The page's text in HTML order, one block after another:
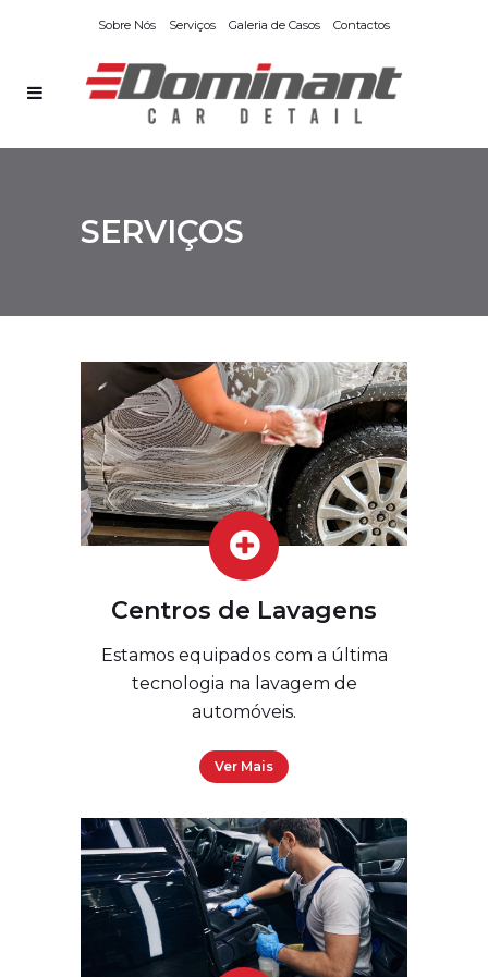
Sobre Nós Serviços Galeria de Casos Contactos
SERVIÇOS
Centros de Lavagens
Estamos equipados com a última
tecnologia na lavagem de
automóveis.
Ver Mais